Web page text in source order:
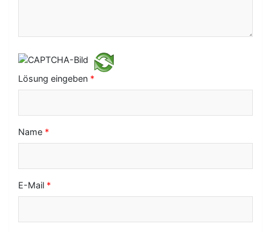
o
nLösung eingeben *
Name *
E-Mail *